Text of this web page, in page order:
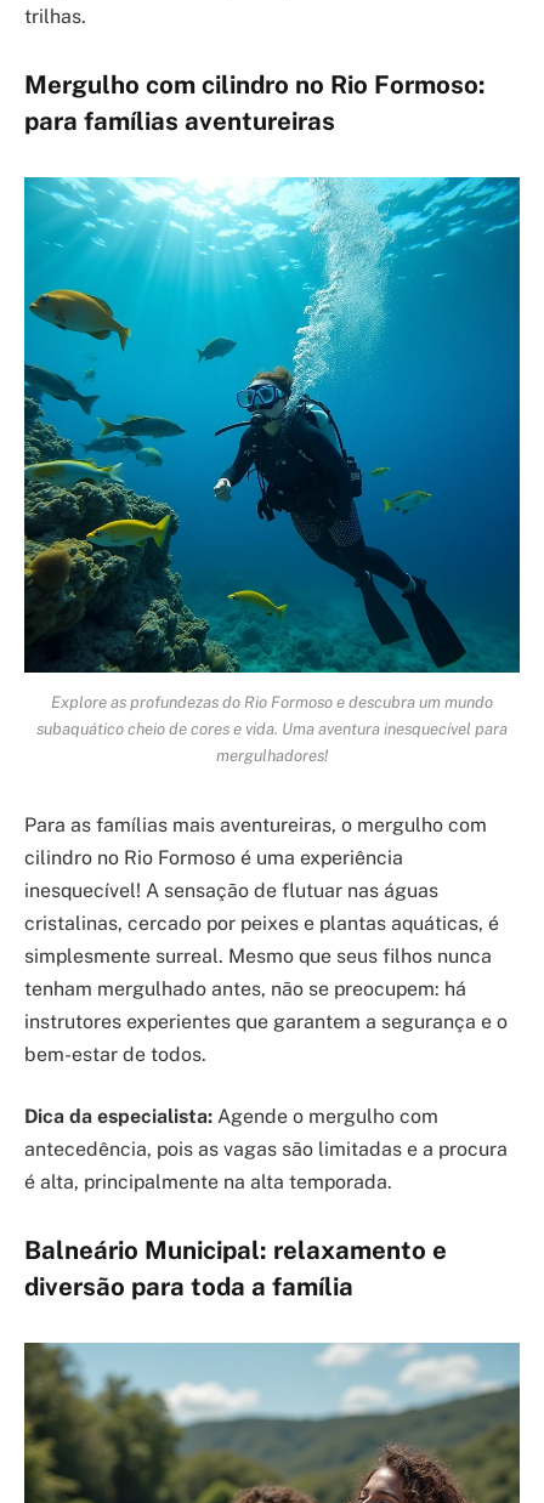
trilhas.
Mergulho com cilindro no Rio Formoso:
para famílias aventureiras
Explore as profundezas do Rio Formoso e descubra um mundo
subaquático cheio de cores e vida. Uma aventura inesquecível para
mergulhadores!
Para as famílias mais aventureiras, o mergulho com
cilindro no Rio Formoso é uma experiência
inesquecível! A sensação de flutuar nas águas
cristalinas, cercado por peixes e plantas aquáticas, é
simplesmente surreal. Mesmo que seus filhos nunca
tenham mergulhado antes, não se preocupem: há
instrutores experientes que garantem a segurança e o
bem-estar de todos.
Dica da especialista: Agende o mergulho com
antecedência, pois as vagas são limitadas e a procura
é alta, principalmente na alta temporada.
Balneário Municipal: relaxamento e
diversão para toda a família